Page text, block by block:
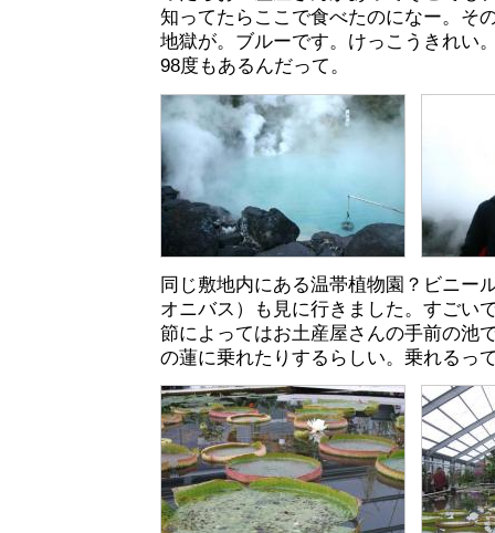
知ってたらここで食べたのになー。そ
地獄が。ブルーです。けっこうきれい
98度もあるんだって。
同じ敷地内にある温帯植物園？ビニー
オニバス）も見に行きました。すごい
節によってはお土産屋さんの手前の池
の蓮に乗れたりするらしい。乗れるっ